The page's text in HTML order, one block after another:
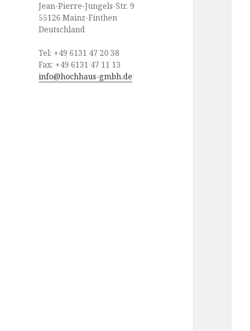
Jean-Pierre-Jungels-Str. 9
55126 Mainz-Finthen
Deutschland
Tel: +49 6131 47 20 38
Fax: +49 6131 47 11 13
info@hochhaus-gmbh.de